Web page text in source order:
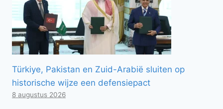
Türkiye, Pakistan en Zuid-Arabië sluiten op
historische wijze een defensiepact
8 augustus 2026